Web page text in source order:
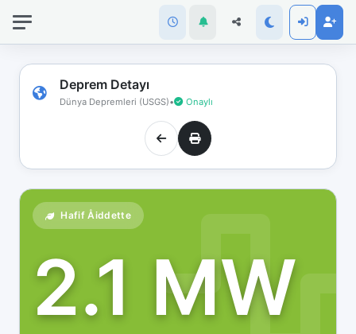
Deprem Detayı
Dünya Depremleri (USGS)• Onaylı
Hafif Åiddette
2.1 MW
bağlantınız
koptu!
Çevrimdışı
moddasınız.